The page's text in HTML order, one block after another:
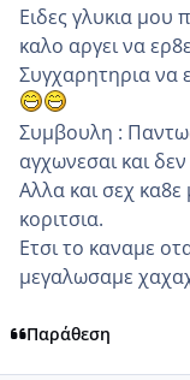
Ειδες γλυκια μου
καλο αργει να
Συγχαρητηρια να
Συμβουλη :
αγχωνεσαι και
Aλλα και σεχ
κοριτσια.
Ετσι το καναμε
μεγαλωσαμε
Παράθεση